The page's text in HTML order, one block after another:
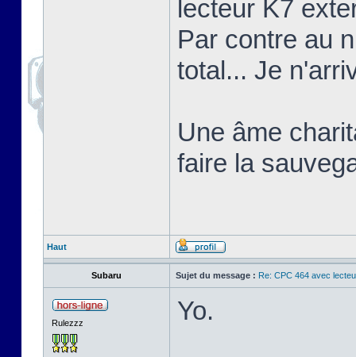
lecteur K7
Par contre au
total... Je
Une âme
faire la
Haut
Subaru Sujet du message : Re: CPC 464 avec
Rulezzz Yo.